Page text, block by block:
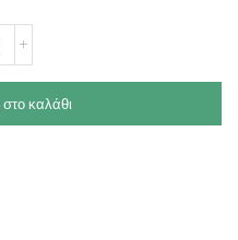
καλάθι